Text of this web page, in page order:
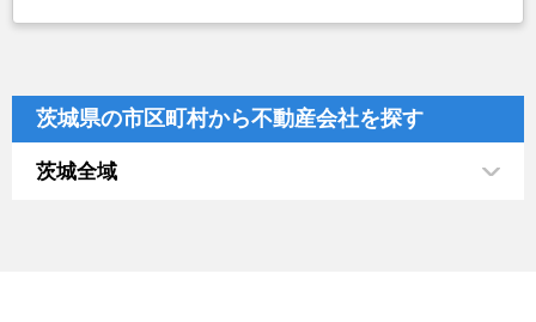
茨城県の市区町村から不動産会社を探す
茨城全域